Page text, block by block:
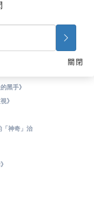
黑手》
》
「神奇」治
關閉